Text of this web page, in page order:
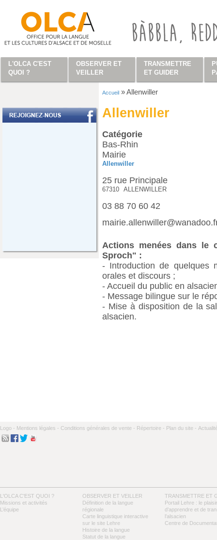
Accueil »Allenwiller
Allenwiller
Catégorie
Bas-Rhin
Mairie
Allenwiller
25 rue Principale
67310 ALLENWILLER
03 88 70 60 42
Actions menées dans le
Sproch" :
- Introduction de quelques
orales et discours ;
- Accueil du public en
- Message bilingue sur le
- Mise à disposition de la
alsacien.
Logo - Mentions légales - Conditions générales de vente - Répertoire - Plan du site -
L'OLCA C'EST QUOI ?
Missions et activités
L’équipe
OBSERVER ET VEILLER
Définition de la langue
régionale
Carte linguistique interactive
sur le site Lehre
Histoire de la langue
Statut de la langue
TRANSMETTRE ET
Portail Lehre : le plaisir
d’apprendre et de
l’alsacien
Centre de
L'OLCA C'EST
QUOI ?
OBSERVER ET
VEILLER
TRANSMETTRE
ET GUIDER